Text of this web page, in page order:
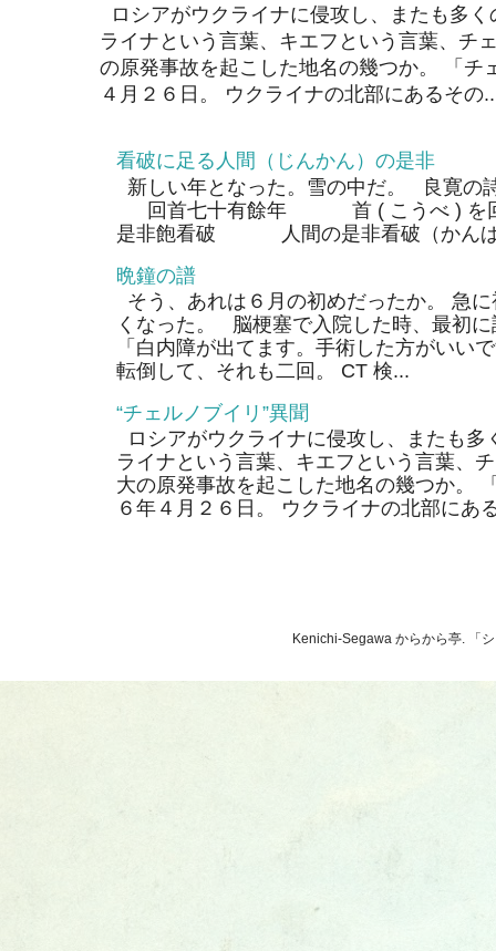
ロシアがウクライナに侵攻し、またも多
ライナという言葉、キエフという言葉、チ
の原発事故を起こした地名の幾つか。 「チ
４月２６日。 ウクライナの北部にあるその
看破に足る人間（じんかん）の是非
新しい年となった。雪の中だ。 良寛の
回首七十有餘年 首 ( こうべ ) を回
是非飽看破 人間の是非看破（かん
晩鐘の譜
そう、あれは６月の初めだったか。 急
くなった。 脳梗塞で入院した時、最初
「白内障が出てます。手術した方がい
転倒して、それも二回。 CT 検...
“チェルノブイリ”異聞
ロシアがウクライナに侵攻し、またも
ライナという言葉、キエフという言葉、
大の原発事故を起こした地名の幾つか。
６年４月２６日。 ウクライナの北部にあ
Kenichi-Segawa からから亭. 「